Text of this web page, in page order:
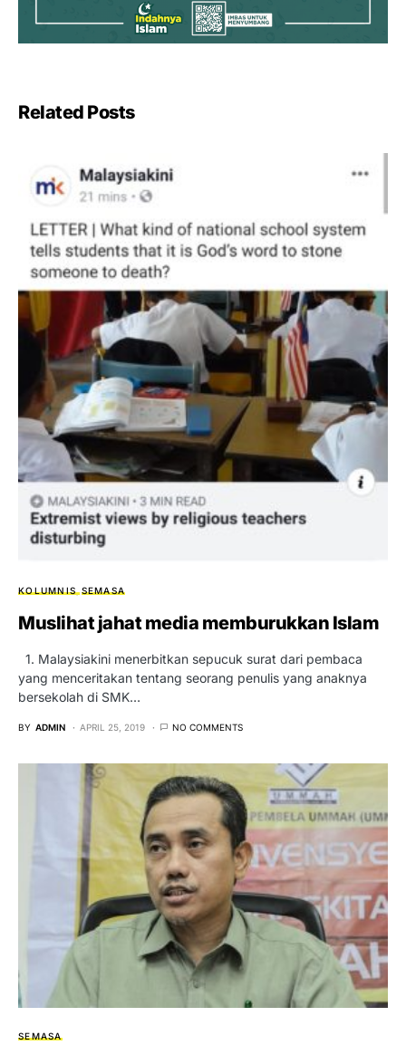
Related Posts
KOLUMNIS SEMASA
Muslihat jahat media memburukkan Islam
1. Malaysiakini menerbitkan sepucuk surat dari pembaca
yang menceritakan tentang seorang penulis yang anaknya
bersekolah di SMK…
BY ADMIN APRIL 25, 2019 NO COMMENTS
SEMASA